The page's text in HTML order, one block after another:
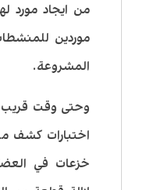
من ايجاد مورد
موردين
المشروعة.
وحتى وقت قريب
اختبارات كشف
خزعات في